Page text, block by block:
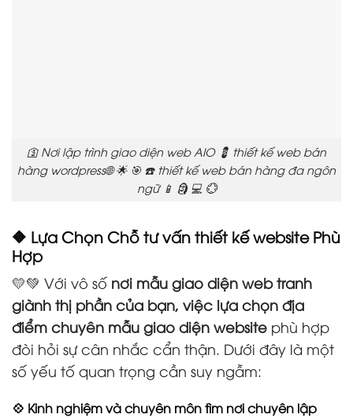
🛐 Nơi lập trình giao diện web AIO 💈 thiết kế web bán
hàng wordpress🌐 🌟 🎯 ☎️ thiết kế web bán hàng đa ngôn
ngữ 📱 🗿 💻 💮
🔶 Lựa Chọn Chỗ tư vấn thiết kế website Phù
Hợp
💛💚 Với vô số nơi mẫu giao diện web tranh
giành thị phần của bạn, việc lựa chọn địa
điểm chuyên mẫu giao diện website phù hợp
đòi hỏi sự cân nhắc cẩn thận. Dưới đây là một
số yếu tố quan trọng cần suy ngẫm:
💠 Kinh nghiệm và chuyên môn tìm nơi chuyên lập